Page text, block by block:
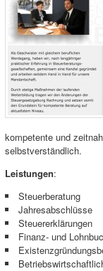
kompetente und
selbstverständlich.
Leistungen:
Steuerberatung
Jahresabschlüsse
Steuererklärungen
Finanz- und